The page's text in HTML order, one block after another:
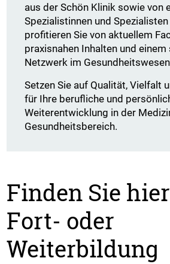
aus der Schön Klinik sowie von
Spezialistinnen und
profitieren Sie von aktuellem
praxisnahen Inhalten und
Netzwerk im
Setzen Sie auf Qualität, Vielfalt
für Ihre berufliche und
Weiterentwicklung in der
Gesundheitsbereich.
Finden Sie
Fort- oder
Weiterbildung